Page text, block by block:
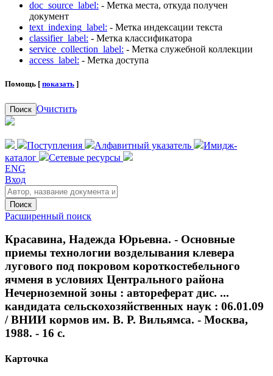
doc_source_label: - Метка места, откуда получен
документ
text_indexing_label: - Метка индексации текста
classifier_label: - Метка классификатора
service_collection_label: - Метка служебной коллекции
access_label: - Метка доступа
Помощь [ показать ]
Поиск Очистить
Поступления Алфавитный указатель
Имидж-
каталог
Сетевые ресурсы
ENG
Вход
Поиск
Расширенный поиск
Красавина, Надежда Юрьевна. - Основные
приемы технологии возделывания клевера
лугового под покровом короткостебельного
ячменя в условиях Центрального района
Нечерноземной зоны : автореферат дис. ...
кандидата сельскохозяйственных наук : 06.01.09
/ ВНИИ кормов им. В. Р. Вильямса. - Москва,
1988. - 16 с.
Карточка